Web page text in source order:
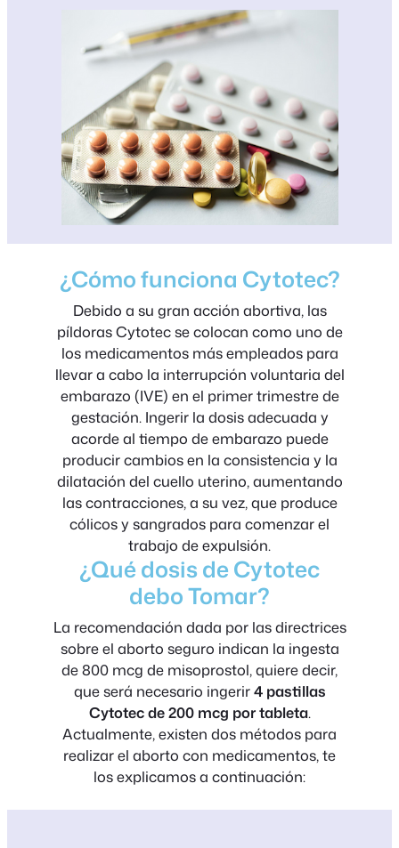
¿Cómo funciona Cytotec?
Debido a su gran acción abortiva, las
píldoras Cytotec se colocan como uno de
los medicamentos más empleados para
llevar a cabo la interrupción voluntaria del
embarazo (IVE) en el primer trimestre de
gestación. Ingerir la dosis adecuada y
acorde al tiempo de embarazo puede
producir cambios en la consistencia y la
dilatación del cuello uterino, aumentando
las contracciones, a su vez, que produce
cólicos y sangrados para comenzar el
trabajo de expulsión.
¿Qué dosis de Cytotec
debo Tomar?
La recomendación dada por las directrices
sobre el aborto seguro indican la ingesta
de 800 mcg de misoprostol, quiere decir,
que será necesario ingerir4 pastillas
Cytotec de 200 mcg por tableta.
Actualmente, existen dos métodos para
realizar el aborto con medicamentos, te
los explicamos a continuación: